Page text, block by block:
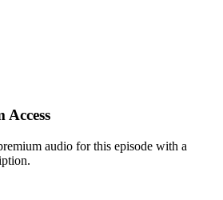
audio for this episode with a